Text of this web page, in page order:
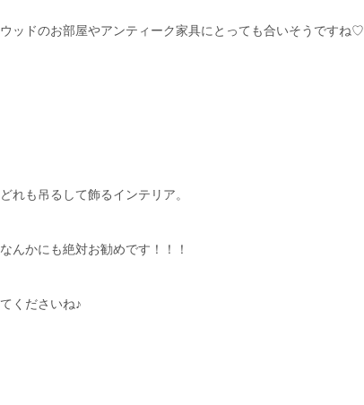
ッドのお部屋やアンティーク家具にとっても合いそうですね♡
れも吊るして飾るインテリア。
んかにも絶対お勧めです！！！
くださいね♪